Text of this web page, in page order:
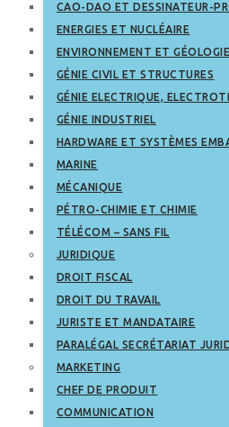
CAO-DAO ET DESSINATEUR-
ENERGIES ET NUCLÉAIRE
ENVIRONNEMENT ET GÉOLOGIE
GÉNIE CIVIL ET STRUCTURES
GÉNIE ELECTRIQUE,
GÉNIE INDUSTRIEL
HARDWARE ET SYSTÈMES
MARINE
MÉCANIQUE
PÉTRO-CHIMIE ET CHIMIE
TÉLÉCOM – SANS FIL
JURIDIQUE
DROIT FISCAL
DROIT DU TRAVAIL
JURISTE ET MANDATAIRE
PARALÉGAL SECRÉTARIAT
MARKETING
CHEF DE PRODUIT
COMMUNICATION